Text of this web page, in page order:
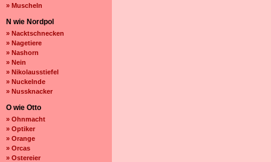
» Muscheln
N wie Nordpol
» Nacktschnecken
» Nagetiere
» Nashorn
» Nein
» Nikolausstiefel
» Nuckelnde
» Nussknacker
O wie Otto
» Ohnmacht
» Optiker
» Orange
» Orcas
» Ostereier